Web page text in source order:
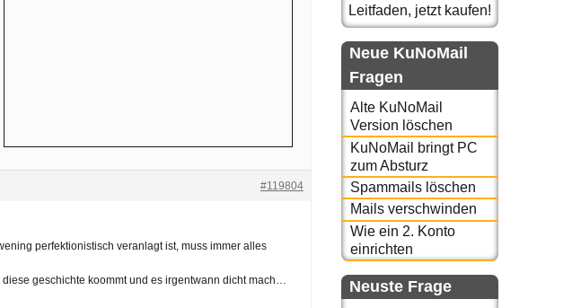
#119804
perfektionistisch veranlagt ist, muss immer alles
geschichte koommt und es irgentwann dicht mach…
Leitfaden, jetzt kaufen!
Neue KuNoMail
Fragen
Alte KuNoMail
Version löschen
KuNoMail bringt PC
zum Absturz
Spammails löschen
Mails verschwinden
Wie ein 2. Konto
einrichten
Neuste Frage